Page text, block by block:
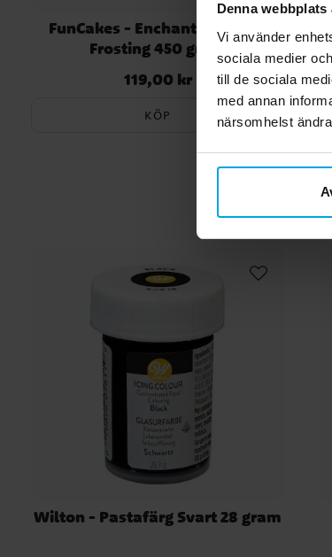
Denna
Vi använder
sociala medier
till de sociala
med annan
närsomhelst
FunCakes - Enchanted Cream
Frosting 450 gram
Pris:119,00 kr
119,00 kr
KÖP
Wilton - Pastafärg Svart 28 gram